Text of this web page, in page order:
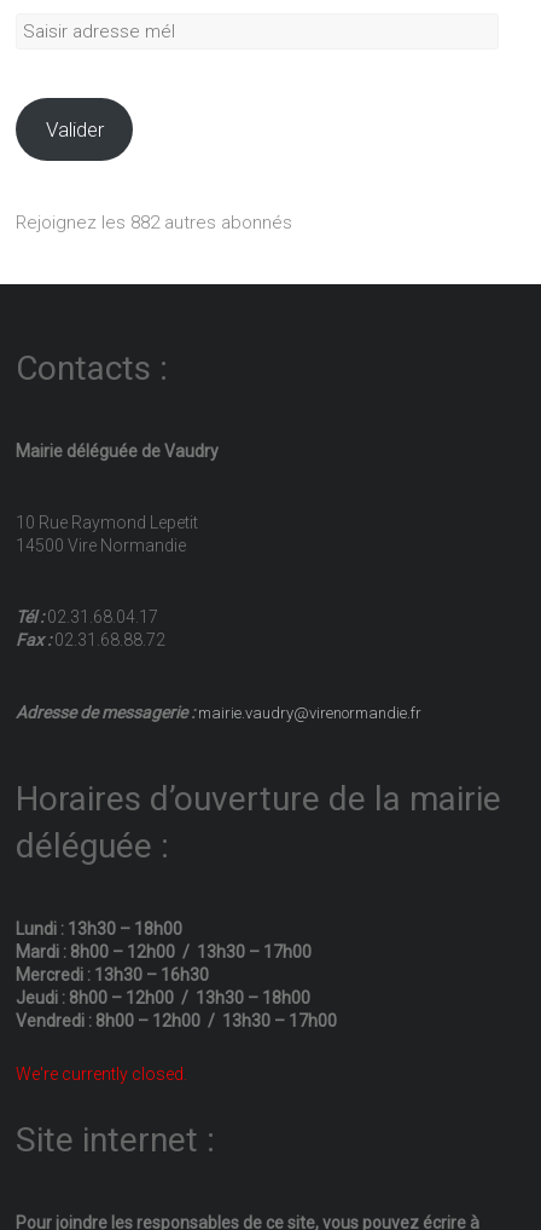
Saisir
Valider
Rejoignez les 882 autres abonnés
Contacts :
Mairie déléguée de Vaudry
10 Rue Raymond Lepetit
14500 Vire Normandie
Tél :02.31.68.04.17
Fax :02.31.68.88.72
Adresse de messagerie :mairie.vaudry@virenormandie.fr
Horaires d’ouverture de la mairie
déléguée :
Lundi : 13h30 – 18h00
Mardi : 8h00 – 12h00 / 13h30 – 17h00
Mercredi : 13h30 – 16h30
Jeudi : 8h00 – 12h00 / 13h30 – 18h00
Vendredi : 8h00 – 12h00 / 13h30 – 17h00
We're currently closed.
Site internet :
Pour joindre les responsables de ce site, vous pouvez écrire à